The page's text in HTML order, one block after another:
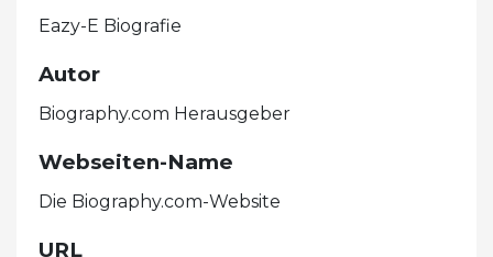
Eazy-E Biografie
Autor
Biography.com Herausgeber
Webseiten-Name
Die Biography.com-Website
URL